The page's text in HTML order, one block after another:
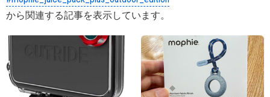
から関連する記事を表示しています。